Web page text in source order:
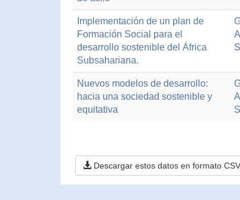
Implementación de un plan de
Formación Social para el
desarrollo sostenible del África
Subsahariana.
Nuevos modelos de desarrollo:
hacia una sociedad sostenible y
equitativa
Descargar estos datos en formato CSV